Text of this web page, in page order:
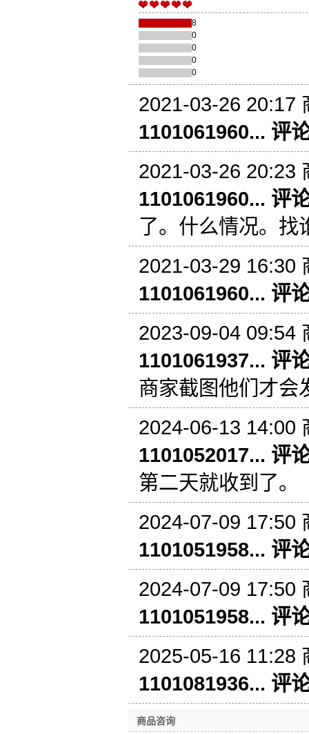
8
0
0
0
0
2021-03-26 20:17
1101061960... 评
2021-03-26 20:23
1101061960... 评
了。什么情况。找
2021-03-29 16:30
1101061960... 评
2023-09-04 09:54
1101061937... 评
商家截图他们才会
2024-06-13 14:00
1101052017... 评
第二天就收到了。
2024-07-09 17:50
1101051958... 评
2024-07-09 17:50
1101051958... 评
2025-05-16 11:28
1101081936... 评
商品咨询